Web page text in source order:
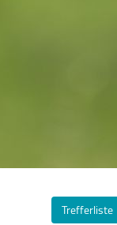
Trefferliste